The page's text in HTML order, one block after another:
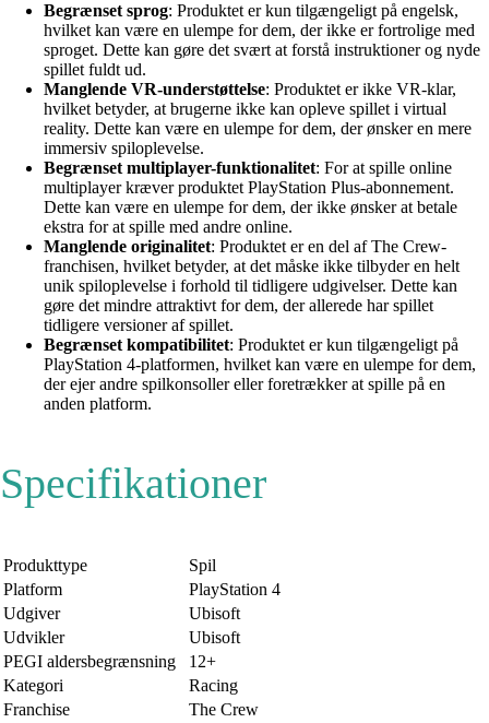
Begrænset sprog: Produktet er kun tilgængeligt på engelsk,
hvilket kan være en ulempe for dem, der ikke er fortrolige med
sproget. Dette kan gøre det svært at forstå instruktioner og nyde
spillet fuldt ud.
Manglende VR-understøttelse: Produktet er ikke VR-klar,
hvilket betyder, at brugerne ikke kan opleve spillet i virtual
reality. Dette kan være en ulempe for dem, der ønsker en mere
immersiv spiloplevelse.
Begrænset multiplayer-funktionalitet: For at spille online
multiplayer kræver produktet PlayStation Plus-abonnement.
Dette kan være en ulempe for dem, der ikke ønsker at betale
ekstra for at spille med andre online.
Manglende originalitet: Produktet er en del af The Crew-
franchisen, hvilket betyder, at det måske ikke tilbyder en helt
unik spiloplevelse i forhold til tidligere udgivelser. Dette kan
gøre det mindre attraktivt for dem, der allerede har spillet
tidligere versioner af spillet.
Begrænset kompatibilitet: Produktet er kun tilgængeligt på
PlayStation 4-platformen, hvilket kan være en ulempe for dem,
der ejer andre spilkonsoller eller foretrækker at spille på en
anden platform.
Specifikationer
Produkttype
Spil
Platform
PlayStation 4
Udgiver
Ubisoft
Udvikler
Ubisoft
PEGI aldersbegrænsning
12+
Kategori
Racing
Franchise
The Crew